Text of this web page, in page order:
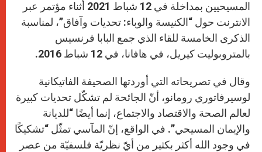
المسيحيين بمداخلة في 12 شباط 2021 أثناء مؤتمر عبر
الانترنت حول “الكنيسة والوباء: تحديات وآفاق”، لمناسبة
الذكرى الخامسة للقاء الذي جمع البابا فرنسيس
بالمتروبوليت كيريل، في هافانا، في 12 شباط 2016.
وقال في تصريحاته التي أوردتها الصحيفة الفاتيكانية
لوسيرفاتوري رومانو، أنّ الجائحة لم تشكّل تحديات كبيرة
لعالم الصحة والاقتصاد والاجتماع، إنما أيضًا “للديانة
والإيمان المسيحي”. في الواقع، إنّ المآسي تمثّل “تشكيكًا
في وجود الله أكثر بكثير من أيّ نظريّة فلسفيّة من عصر